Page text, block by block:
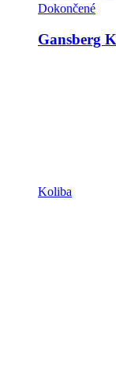
Dokončené
Gansberg
Koliba